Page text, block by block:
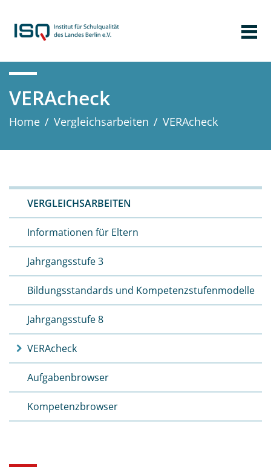
VERAcheck
Home / Vergleichs­arbeiten / VERAcheck
VERGLEICHS­ARBEITEN
Informationen für Eltern
Jahrgangsstufe 3
Bildungs­standards und Kompetenz­stufen­modelle
Jahrgangsstufe 8
VERAcheck
Aufgabenbrowser
Kompetenzbrowser